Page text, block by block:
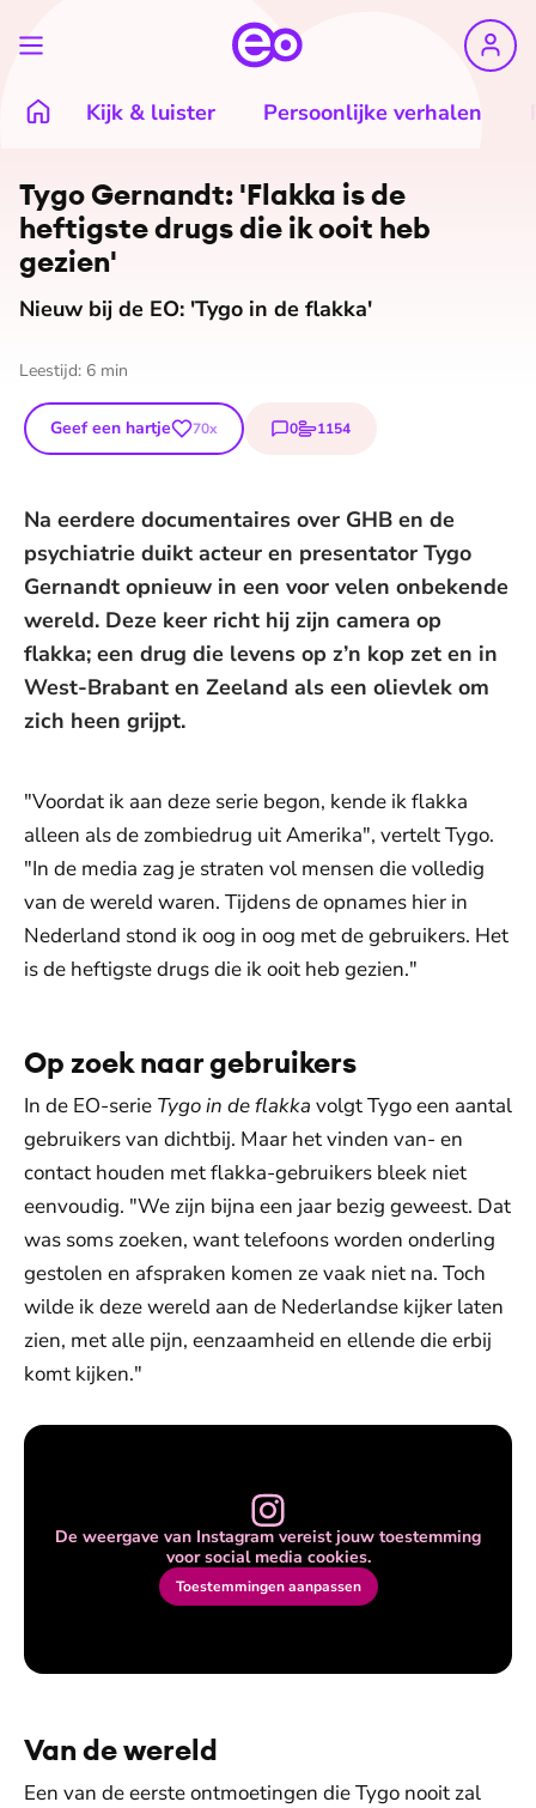
Kijk & luister Persoonlijke verhalen
Tygo Gernandt: 'Flakka is de
heftigste drugs die ik ooit heb
gezien'
Nieuw bij de EO: 'Tygo in de flakka'
Leestijd: 6 min
Geef een hartje 70x 0
reacties
1154
stemmen
Na eerdere documentaires over GHB en de
psychiatrie duikt acteur en presentator Tygo
Gernandt opnieuw in een voor velen onbekende
wereld. Deze keer richt hij zijn camera op
flakka; een drug die levens op z’n kop zet en in
West-Brabant en Zeeland als een olievlek om
zich heen grijpt.
"Voordat ik aan deze serie begon, kende ik flakka
alleen als de zombiedrug uit Amerika", vertelt Tygo.
"In de media zag je straten vol mensen die volledig
van de wereld waren. Tijdens de opnames hier in
Nederland stond ik oog in oog met de gebruikers. Het
is de heftigste drugs die ik ooit heb gezien."
Op zoek naar gebruikers
In de EO-serie Tygo in de flakka volgt Tygo een aantal
gebruikers van dichtbij. Maar het vinden van- en
contact houden met flakka-gebruikers bleek niet
eenvoudig. "We zijn bijna een jaar bezig geweest. Dat
was soms zoeken, want telefoons worden onderling
gestolen en afspraken komen ze vaak niet na. Toch
wilde ik deze wereld aan de Nederlandse kijker laten
zien, met alle pijn, eenzaamheid en ellende die erbij
komt kijken."
De weergave van Instagram vereist jouw toestemming
voor social media cookies.
Toestemmingen aanpassen
Van de wereld
Een van de eerste ontmoetingen die Tygo nooit zal